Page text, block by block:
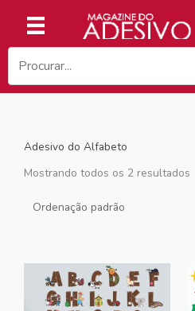
conteúdo
Adesivo do Alfabeto
Mostrando todos os 2 resultados